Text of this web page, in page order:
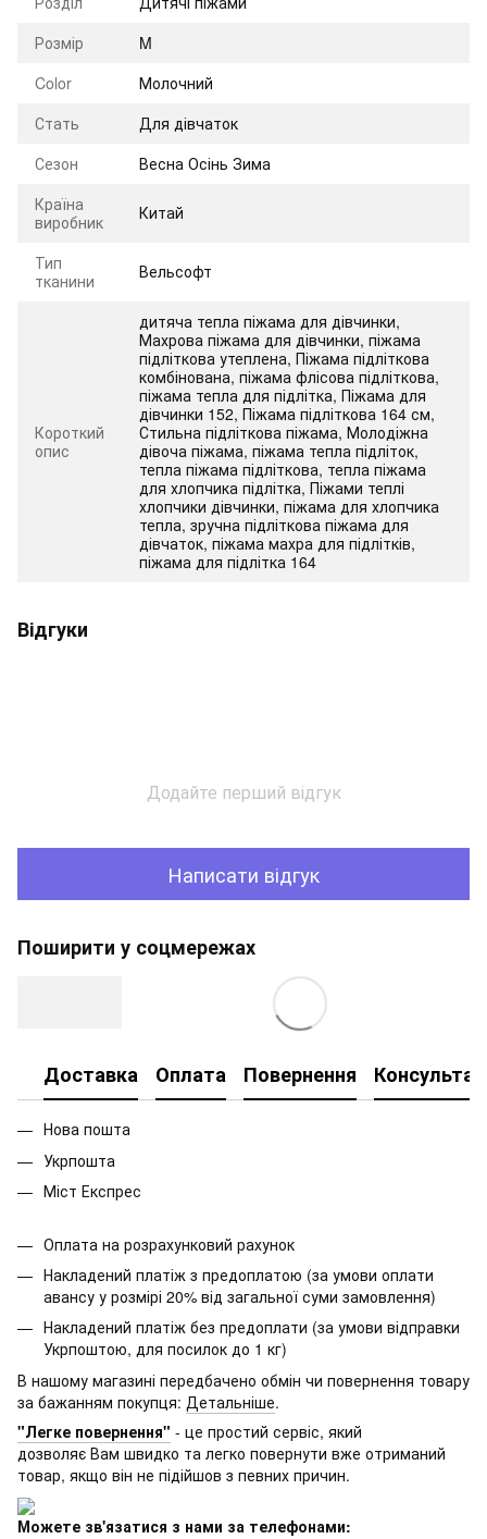
Розмір
M
Color
Молочний
Стать
Для дівчаток
Сезон
Весна Осінь Зима
Країна
виробник
Китай
Тип
тканини
Вельсофт
Короткий
опис
дитяча тепла піжама для дівчинки,
Махрова піжама для дівчинки, піжама
підліткова утеплена, Піжама підліткова
комбінована, піжама флісова підліткова,
піжама тепла для підлітка, Піжама для
дівчинки 152, Піжама підліткова 164 см,
Стильна підліткова піжама, Молодіжна
дівоча піжама, піжама тепла підліток,
тепла піжама підліткова, тепла піжама
для хлопчика підлітка, Піжами теплі
хлопчики дівчинки, піжама для хлопчика
тепла, зручна підліткова піжама для
дівчаток, піжама махра для підлітків,
піжама для підлітка 164
Відгуки
Додайте перший відгук
Написати відгук
Поширити у соцмережах
Доставка Оплата Повернення
Нова пошта
Укрпошта
Міст Експрес
Оплата на розрахунковий рахунок
Накладений платіж з предоплатою (за умови оплати
авансу у розмірі 20% від загальної суми замовлення)
Накладений платіж без предоплати (за умови відправки
Укрпоштою, для посилок до 1 кг)
В нашому магазині передбачено обмін чи повернення товару
за бажанням покупця: Детальніше.
"Легке повернення" - це простий сервіс, який
дозволяє Вам швидко та легко повернути вже отриманий
товар, якщо він не підійшов з певних причин.
Можете зв'язатися з нами за телефонами: